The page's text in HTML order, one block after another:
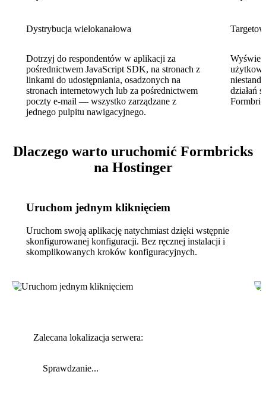
Dystrybucja wielokanałowa
Dotrzyj do respondentów w aplikacji za
pośrednictwem JavaScript SDK, na stronach z
linkami do udostępniania, osadzonych na
stronach internetowych lub za pośrednictwem
poczty e-mail — wszystko zarządzane z
jednego pulpitu nawigacyjnego.
działań
Dlaczego warto uruchomić Formbricks
na Hostinger
Uruchom jednym kliknięciem
Uruchom swoją aplikację natychmiast dzięki wstępnie
skonfigurowanej konfiguracji. Bez ręcznej instalacji i
skomplikowanych kroków konfiguracyjnych.
Zalecana lokalizacja serwera:
Sprawdzanie...